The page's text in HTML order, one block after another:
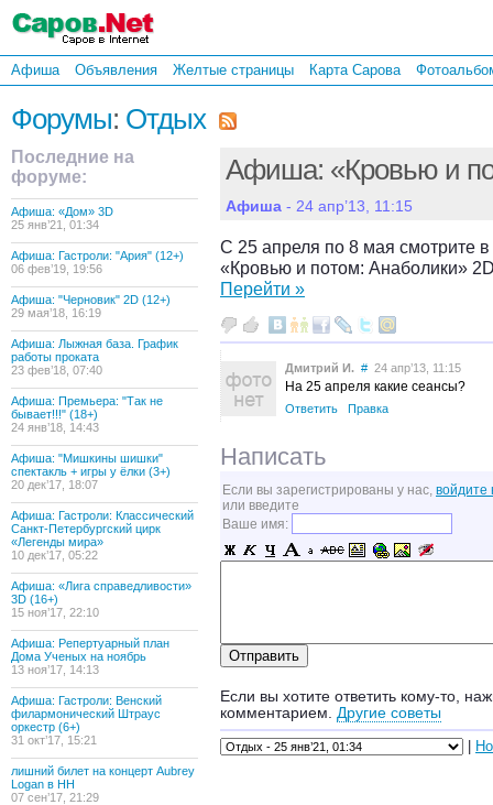
Афиша Объявления Желтые страницы Карта Сарова
Форумы: Отдых
Последние на
форуме:
Афиша: «Дом» 3D
25 янв’21, 01:34
Афиша: Гастроли: "Ария" (12+)
06 фев’19, 19:56
Афиша: "Черновик" 2D (12+)
29 мая’18, 16:19
Афиша: Лыжная база. График
работы проката
23 фев’18, 07:40
Афиша: Премьера: "Так не
бывает!!!" (18+)
24 янв’18, 14:43
Афиша: "Мишкины шишки"
спектакль + игры у ёлки (3+)
20 дек’17, 18:07
Афиша: Гастроли: Классический
Санкт-Петербургский цирк
«Легенды мира»
10 дек’17, 05:22
Афиша: «Лига справедливости»
3D (16+)
15 ноя’17, 22:10
Афиша: Репертуарный план
Дома Ученых на ноябрь
13 ноя’17, 14:13
Афиша: Гастроли: Венский
филармонический Штраус
оркестр (6+)
31 окт’17, 15:21
лишний билет на концерт Aubrey
Logan в НН
07 сен’17, 21:29
Афиша: «Кровью и
Афиша - 24 апр’13, 11:15
С 25 апреля по 8 мая смотрите
«Кровью и потом: Анаболики»
Перейти »
Дмитрий И. # 24 апр’13, 11:15
На 25 апреля какие сеансы?
Ответить Правка
Написать
Если вы зарегистрированы у нас, войдите
или введите
Ваше имя:
Если вы хотите ответить кому-то,
комментарием. Другие советы